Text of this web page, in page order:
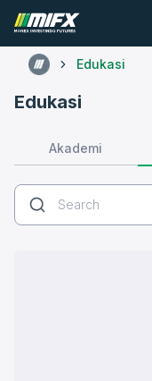
Edukasi
Edukasi
Akademi